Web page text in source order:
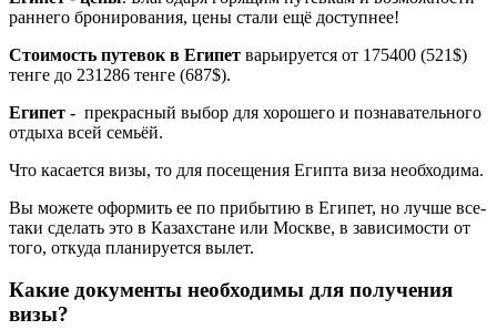
раннего бронирования, цены стали ещё доступнее!
Стоимость путевок в Египет варьируется от 175400 (521$)
тенге до 231286 тенге (687$).
Египет - прекрасный выбор для хорошего и познавательного
отдыха всей семьёй.
Что касается визы, то для посещения Египта виза необходима.
Вы можете оформить ее по прибытию в Египет, но лучше все-
таки сделать это в Казахстане или Москве, в зависимости от
того, откуда планируется вылет.
Какие документы необходимы для получения
визы?